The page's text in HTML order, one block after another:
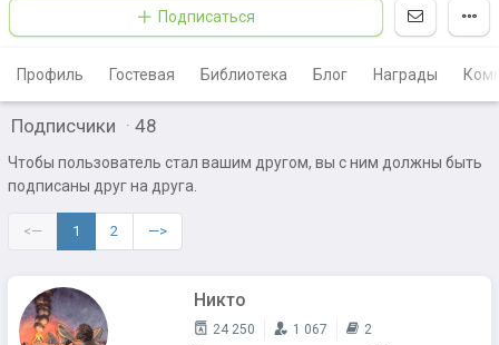
Подписаться
Профиль Гостевая Библиотека Блог Награды
Подписчики · 48
Чтобы пользователь стал вашим другом, вы с ним должны быть
подписаны друг на друга.
<— 1 2 —>
Никто
24 250 1 067 2